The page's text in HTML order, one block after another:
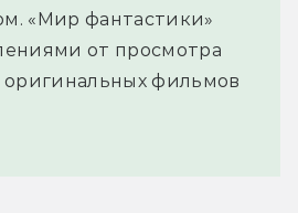
«Мир фантастики»
от просмотра
оригинальных фильмов